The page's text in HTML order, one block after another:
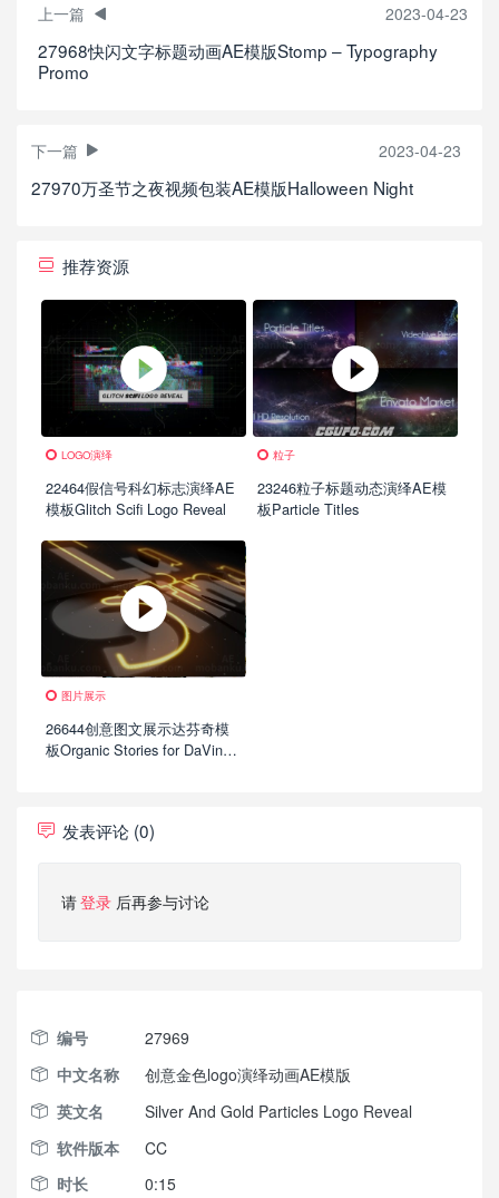
上一篇 2023-04-23
27968快闪文字标题动画AE模版Stomp – Typography
Promo
下一篇 2023-04-23
27970万圣节之夜视频包装AE模版Halloween Night
推荐资源
LOGO演绎
22464假信号科幻标志演绎AE
模板Glitch Scifi Logo Reveal
粒子
23246粒子标题动态演绎AE模
板Particle Titles
图片展示
26644创意图文展示达芬奇模
板Organic Stories for DaVinci
发表评论 (0)
请登录 后再参与讨论
编号
27969
中文名称
创意金色logo演绎动画AE模版
英文名
Silver And Gold Particles Logo Reveal
软件版本
CC
时长
0:15